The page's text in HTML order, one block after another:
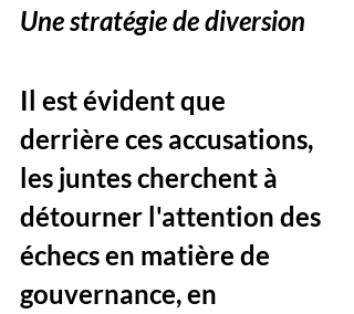
Une stratégie de diversion
Il est évident que
derrière ces accusations,
les juntes cherchent à
détourner l'attention des
échecs en matière de
gouvernance, en